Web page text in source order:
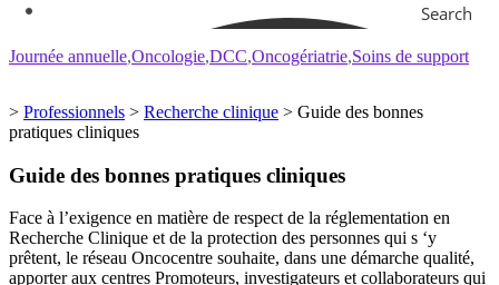
Search
Journée annuelle Oncologie DCC Oncogériatrie Soins de support
> Professionnels > Recherche clinique > Guide des bonnes
pratiques cliniques
Guide des bonnes pratiques cliniques
Face à l’exigence en matière de respect de la réglementation en
Recherche Clinique et de la protection des personnes qui s ‘y
prêtent, le réseau Oncocentre souhaite, dans une démarche qualité,
apporter aux centres Promoteurs, investigateurs et collaborateurs qui